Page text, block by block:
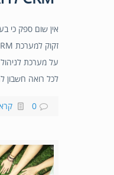
אין שום ספק כי
על מערכת
לכל רואה חשבון
0